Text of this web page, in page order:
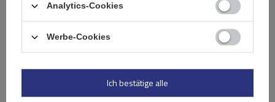
Stelle eine Frage
Bewertungen
Ihre Bewertung schreiben
Analytics-Cookies
Werbe-Cookies
Ich bestätige alle